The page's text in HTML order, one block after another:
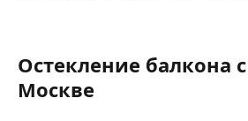
Остекление балкона
Москве